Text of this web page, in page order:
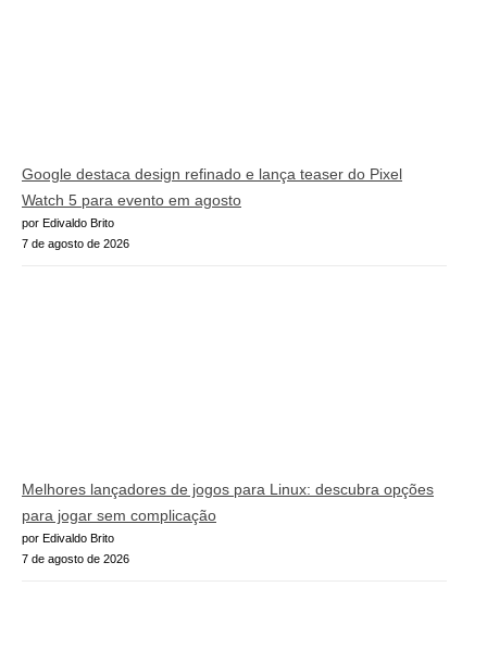
Google destaca design refinado e lança teaser do Pixel
Watch 5 para evento em agosto
por Edivaldo Brito
7 de agosto de 2026
Melhores lançadores de jogos para Linux: descubra opções
para jogar sem complicação
por Edivaldo Brito
7 de agosto de 2026